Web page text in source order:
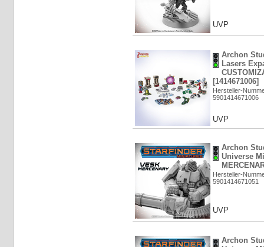
UVP
Archon
Lasers
[1414671006]
Hersteller-
5901414671006
UVP
Archon
Universe
Hersteller-
5901414671051
UVP
Archon